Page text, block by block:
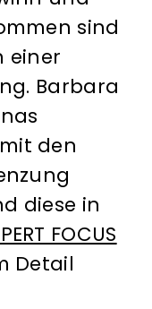
sind
einer
Barbara
den
diese in
FOCUS
Detail